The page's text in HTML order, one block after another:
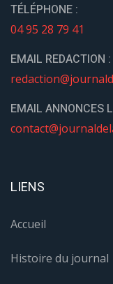
TÉLÉPHONE :
04 95 28 79 41
EMAIL REDACTION :
EMAIL ANNONCES
LIENS
Accueil
Histoire du journal